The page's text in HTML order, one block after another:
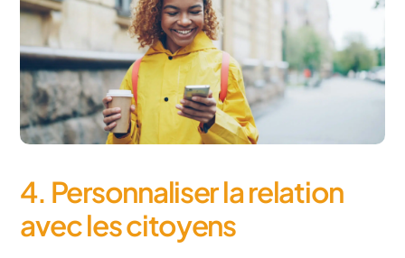
4. Personnaliser la relation
avec les citoyens